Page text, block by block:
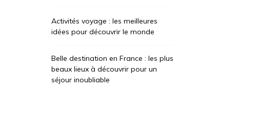
Activités voyage : les meilleures
idées pour découvrir le monde
Belle destination en France : les plus
beaux lieux à découvrir pour un
séjour inoubliable